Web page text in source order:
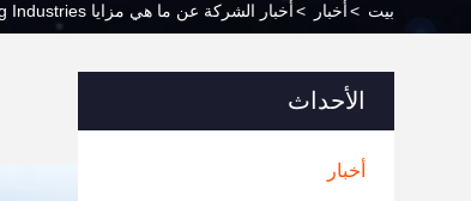
بيت >أخبار >أخبار الشركة عن ما هي مزايا UV Inkjet Printing Industries الشريحة UV LED
الأحداث
أخبار